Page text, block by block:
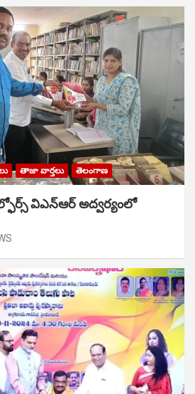
తాజా వార్తలు తెలంగాణ
విఎన్ఆర్ అద్వర్యంలో